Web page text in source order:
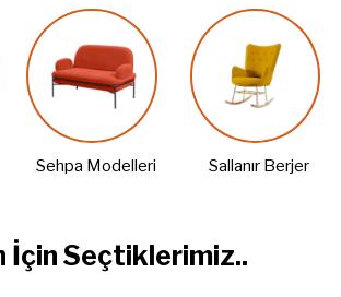
Sehpa Modelleri Sallanır Berjer
İçin Seçtiklerimiz..